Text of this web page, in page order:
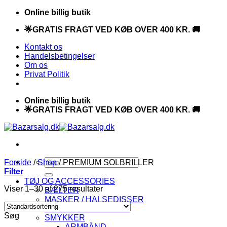
Fortsæt
indhold
Online billig butik
🌟GRATIS FRAGT VED KØB OVER 400 KR. 🚚
Kontakt os
Handelsbetingelser
Om os
Privat Politik
Online billig butik
🌟GRATIS FRAGT VED KØB OVER 400 KR. 🚚
Søg
efter:
TØJ OG ACCESSORIES
BÆLTER
MASKER / HALSEDISSER
SKOVMANDSJAKKER
SMYKKER
Forside / Shop /PREMIUM SOLBRILLER
Filter
Viser 1–30 af 275 resultater
Søg